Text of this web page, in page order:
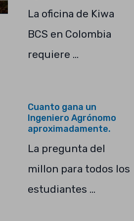
La oficina de Kiwa
BCS en Colombia
requiere …
Cuanto gana un
Ingeniero Agrónomo
aproximadamente.
La pregunta del
millon para todos los
estudiantes …